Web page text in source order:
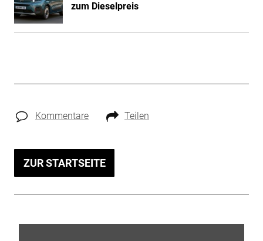
zum Dieselpreis
Kommentare Teilen
ZUR STARTSEITE